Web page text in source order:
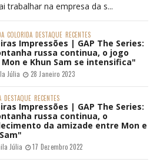
trabalhar na empresa da s...
COLORIDA DESTAQUE RECENTES
Impressões | GAP The Series:
russa continua, o jogo
e Khun Sam se intensifica"
Júlia 28 Janeiro 2023
DESTAQUE RECENTES
Impressões | GAP The Series:
russa continua, o
da amizade entre Mon e
Júlia 17 Dezembro 2022